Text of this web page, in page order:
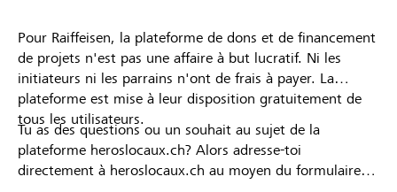
Pour Raiffeisen, la plateforme de dons et de financement
de projets n'est pas une affaire à but lucratif. Ni les
initiateurs ni les parrains n'ont de frais à payer. La
plateforme est mise à leur disposition gratuitement de
tous les utilisateurs.
Tu as des questions ou un souhait au sujet de la
plateforme heroslocaux.ch? Alors adresse-toi
directement à heroslocaux.ch au moyen du formulaire